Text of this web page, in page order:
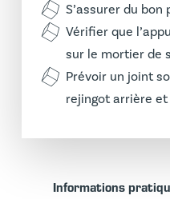
S’assurer du
Vérifier que
sur le mortier de
Prévoir un joint
rejingot arrière
Informations